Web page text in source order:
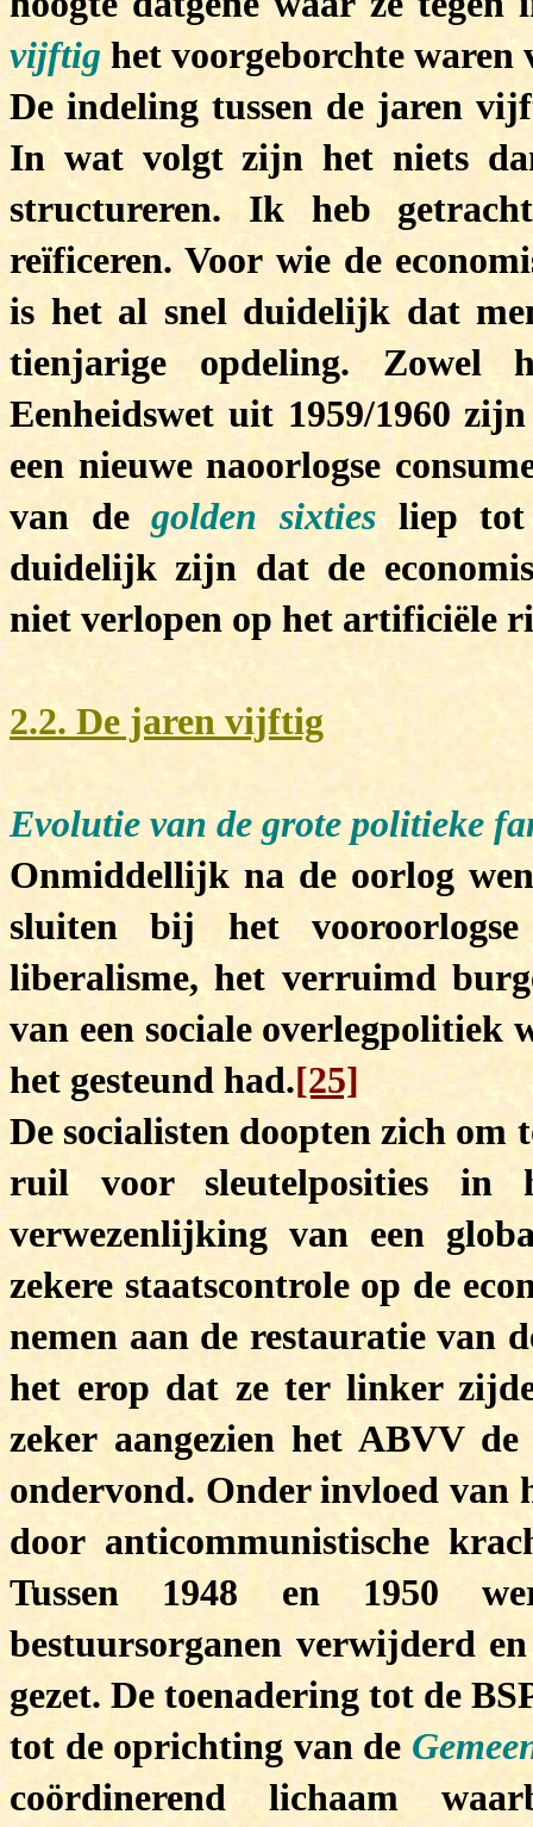
vijftig het voorgeborchte waren
De indeling tussen de jaren
In wat volgt zijn het niets
structureren. Ik heb
reïficeren. Voor wie de
is het al snel duidelijk dat
tienjarige opdeling.
Eenheidswet uit 1959/1960
een nieuwe naoorlogse
van degolden sixtiesliep tot
duidelijk zijn dat de
niet verlopen op het artificiële
2.2. De jaren vijftig
Evolutie van de grote politieke
Onmiddellijk na de oorlog
sluiten bij het
liberalisme, het verruimd
van een sociale overlegpolitiek
het gesteund had.[25]
De socialisten doopten zich om
ruil voor sleutelposities in
verwezenlijking van een
zekere staatscontrole op de
nemen aan de restauratie van
het erop dat ze ter linker
zeker aangezien het ABVV
ondervond. Onder invloed van
door anticommunistische
Tussen 1948 en 1950
bestuursorganen verwijderd
gezet. De toenadering tot de
tot de oprichting van de
coördinerend lichaam